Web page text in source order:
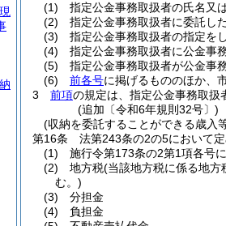
(1)
指定公金事務取扱者の氏名又
(2)
指定公金事務取扱者に委託し
(3)
指定公金事務取扱者の指定を
(4)
指定公金事務取扱者に公金事
(5)
指定公金事務取扱者が公金事
(6)
前各号に掲げるもののほか、
3
前項の規定は、指定公金事務取扱
(追加〔令和6年規則32号〕)
(収納を委託することができる歳入
第16条
法第243条の2の5において
(1)
施行令第173条の2第1項各号
(2)
地方税(当該地方税に係る地方
む。)
(3)
分担金
(4)
負担金